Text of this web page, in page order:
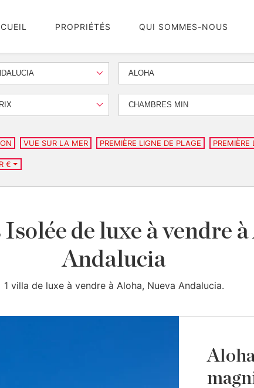
PROPRIÉTÉS QUI SOMMES-NOUS
ALOHA
CHAMBRES MIN
VUE SUR LA MER PREMIÈRE LIGNE DE PLAGE PREMIÈRE
€
de luxe à vendre
Andalucia
1 villa de luxe à vendre à Aloha, Nueva Andalucia.